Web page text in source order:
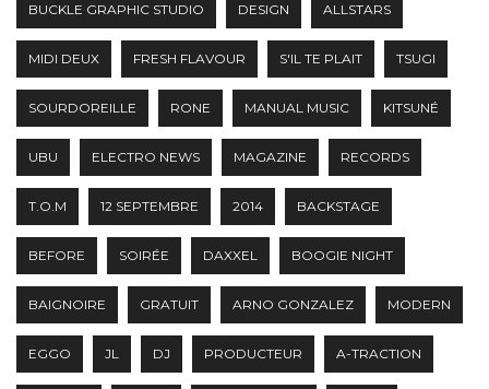
BUCKLE GRAPHIC STUDIO DESIGN ALLSTARS
MIDI DEUX FRESH FLAVOUR S'IL TE PLAIT TSUGI
SOURDOREILLE RONE MANUAL MUSIC KITSUNÉ
UBU ELECTRO NEWS MAGAZINE RECORDS
T.O.M 12 SEPTEMBRE 2014 BACKSTAGE
BEFORE SOIRÉE DAXXEL BOOGIE NIGHT
BAIGNOIRE GRATUIT ARNO GONZALEZ MODERN
EGGO JL DJ PRODUCTEUR A-TRACTION